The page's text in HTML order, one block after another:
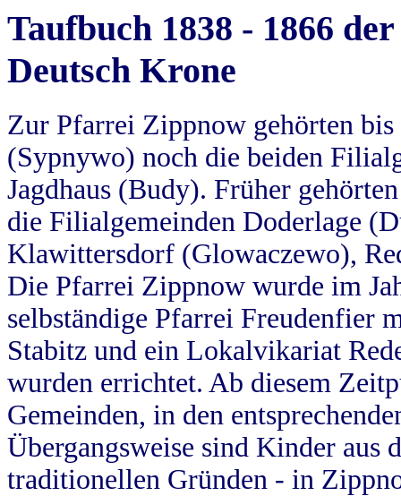
Taufbuch 1838 - 1866
Deutsch Krone
Zur Pfarrei Zippnow gehörten
(Sypnywo) noch die beiden
Jagdhaus (Budy). Früher
die Filialgemeinden Doderlage
Klawittersdorf (Glowaczewo),
Die Pfarrei Zippnow wurde im
selbständige Pfarrei Freudenfier
Stabitz und ein Lokalvikariat
wurden errichtet. Ab diesem
Gemeinden, in den
Übergangsweise sind Kinder aus
traditionellen Gründen - in